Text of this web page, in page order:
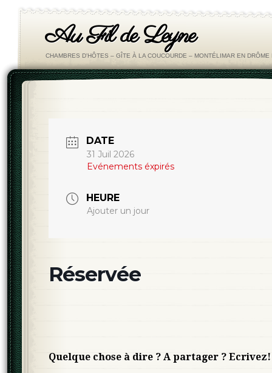
Au Fil de Leyne
CHAMBRES D'HÔTES – GÎTE À LA COUCOURDE – MONTÉLIMAR EN DRÔME
DATE
31 Juil 2026
Evénements éxpirés
HEURE
Ajouter un jour
Réservée
Quelque chose à dire ? A partager ? Ecrivez!